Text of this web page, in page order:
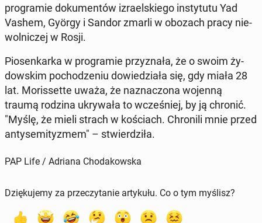
pro­gra­mie do­ku­men­tów izra­el­skie­go in­sty­tu­tu Yad
Vashem, György i Sandor zmarli w obozach pracy nie­
wol­ni­czej w Rosji.
Pio­sen­kar­ka w pro­gra­mie przy­zna­ła, że o swoim ży­
dow­skim po­cho­dze­niu do­wie­dzia­ła się, gdy miała 28
lat. Mo­ris­set­te uważa, że na­zna­czo­na wojenną
traumą rodzina ukry­wa­ła to wcze­śniej, by ją chronić.
"Myślę, że mieli strach w ko­ściach. Chro­ni­li mnie przed
an­ty­se­mi­ty­zmem" – stwier­dzi­ła.
PAP Life / Adriana Chodakowska
Dziękujemy za przeczytanie artykułu. Co o tym myślisz?